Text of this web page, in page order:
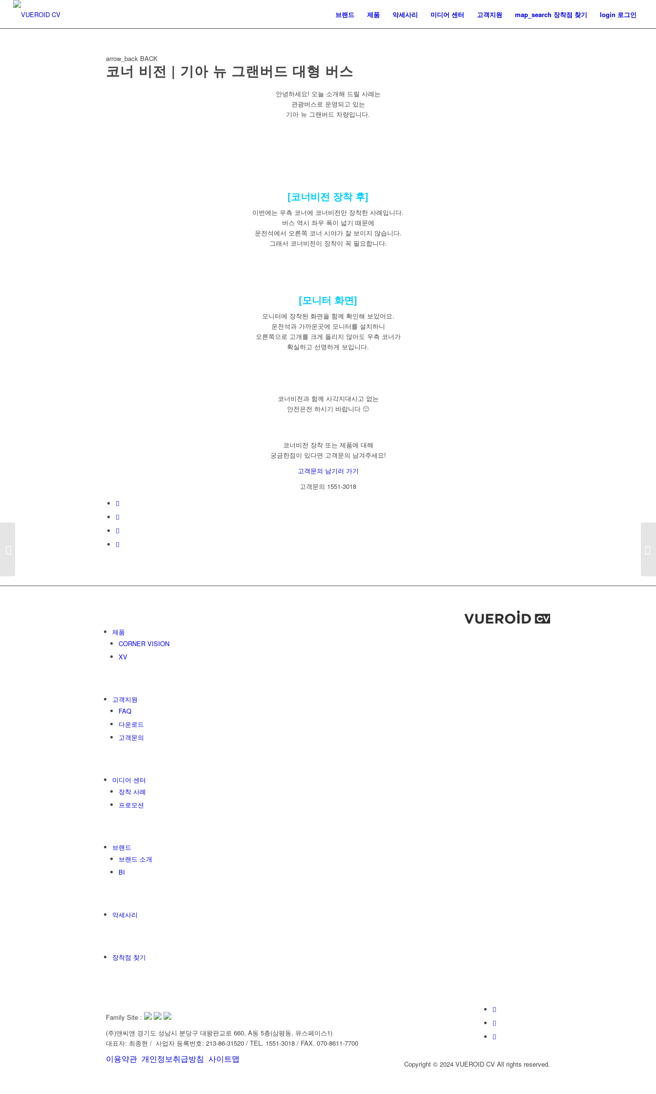
브랜드 제품 악세사리 미디어 센터 고객지원 map_search 장착점 찾기 login 로그인
arrow_back BACK
코너 비전 | 기아 뉴 그랜버드 대형 버스
안녕하세요! 오늘 소개해 드릴 사례는
관광버스로 운영되고 있는
기아 뉴 그랜버드 차량입니다.
[코너비전 장착 후]
이번에는 우측 코너에 코너비전만 장착한 사례입니다.
버스 역시 좌우 폭이 넓기 때문에
운전석에서 오른쪽 코너 시야가 잘 보이지 않습니다.
그래서 코너비전이 장착이 꼭 필요합니다.
[모니터 화면]
모니터에 장착된 화면을 함께 확인해 보았어요.
운전석과 가까운곳에 모니터를 설치하니
오른쪽으로 고개를 크게 돌리지 않아도 우측 코너가
확실하고 선명하게 보입니다.
코너비전과 함께 사각지대사고 없는
안전은전 하시기 바랍니다 🙂
코너비전 장착 또는 제품에 대해
궁금한점이 있다면 고객문의 남겨주세요!
고객문의 남기러 가기
고객문의 1551-3018
제품
CORNER VISION
XV
고객지원
FAQ
다운로드
고객문의
미디어 센터
장착 사례
프로모션
브랜드
브랜드 소개
BI
악세사리
장착점 찾기
Family Site :
(주)앤씨앤 경기도 성남시 분당구 대왕판교로 660, A동 5층(삼평동, 유스페이스1)
대표자: 최종현 / 사업자 등록번호: 213-86-31520 / TEL. 1551-3018 / FAX. 070-8611-7700
이용약관 개인정보취급방침 사이트맵 Copyright © 2024 VUEROID CV All rights reserved.